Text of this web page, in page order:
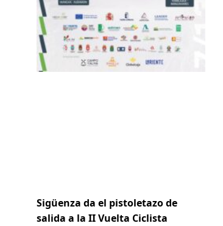
Sigüenza da el pistoletazo de
salida a la II Vuelta Ciclista